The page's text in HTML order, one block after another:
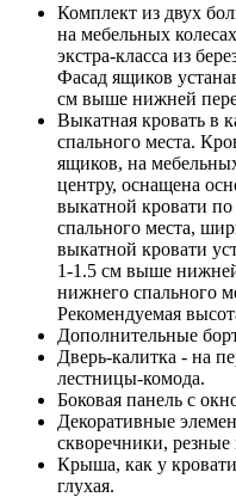
Комплект из двух
на мебельных
экстра-класса из
Фасад ящиков
см выше нижней
Выкатная кровать в
спального места.
ящиков, на
центру, оснащена
выкатной кровати
спального места,
выкатной кровати
1-1.5 см выше
нижнего спального
Рекомендуемая
Дополнительные
Дверь-калитка - на
лестницы-комода.
Боковая панель с
Декоративные
скворечники,
Крыша, как у
глухая.